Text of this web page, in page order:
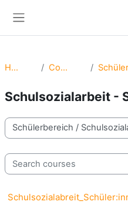
Home Courses
Schulsozialarbeit -
Course categories
Search courses